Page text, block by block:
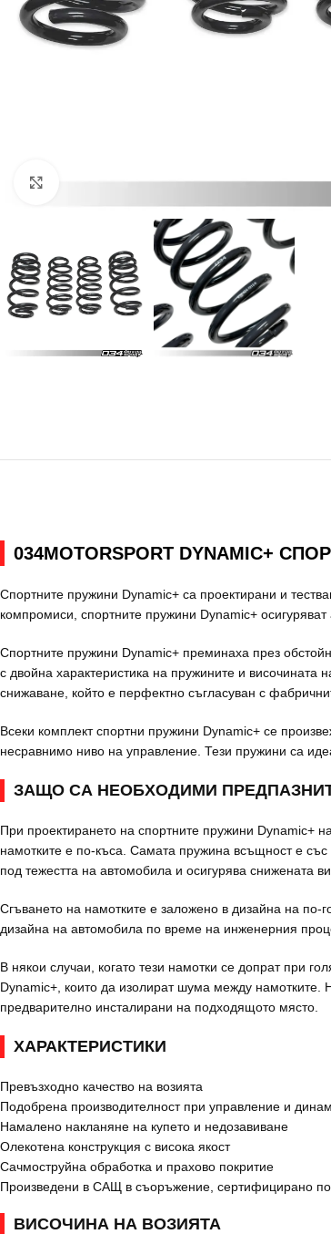
034MOTORSPORT DYNAMIC+
Спортните пружини Dynamic+ са проектирани и
компромиси, спортните пружини Dynamic+
Спортните пружини Dynamic+ преминаха през
с двойна характеристика на пружините и височината
снижаване, който е перфектно съгласуван с
Всеки комплект спортни пружини Dynamic+ се
несравнимо ниво на управление. Тези пружини са
ЗАЩО СА НЕОБХОДИМИ
При проектирането на спортните пружини Dynamic+
намотките е по-къса. Самата пружина всъщност е
под тежестта на автомобила и осигурява снижената
Сгъването на намотките е заложено в дизайна на по-
дизайна на автомобила по време на инженерния
В някои случаи, когато тези намотки се допрат при
Dynamic+, които да изолират шума между намотките.
предварително инсталирани на подходящото място.
ХАРАКТЕРИСТИКИ
Превъзходно качество на возията
Подобрена производителност при управление и
Намалено накланяне на купето и недозавиване
Олекотена конструкция с висока якост
Сачмоструйна обработка и прахово покритие
Произведени в САЩ в съоръжение, сертифицирано по
ВИСОЧИНА НА ВОЗИЯТА